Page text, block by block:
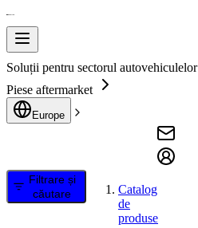
Soluții pentru sectorul autovehiculelor
Piese aftermarket
Europe
Filtrare și
căutare
Catalog
de
produse